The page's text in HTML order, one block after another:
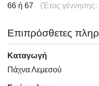
66 ή 67
(Έτος
Επιπρόσθετες
Καταγωγή
Πάχνα Λεμεσού